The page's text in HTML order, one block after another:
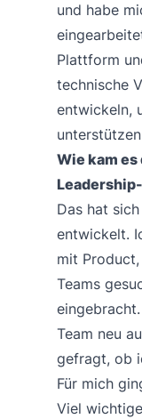
und habe
Plattform
technische
entwickeln,
Wie kam es
Das hat
entwickelt.
mit
Teams
Team neu
gefragt, ob
Für mich
Viel